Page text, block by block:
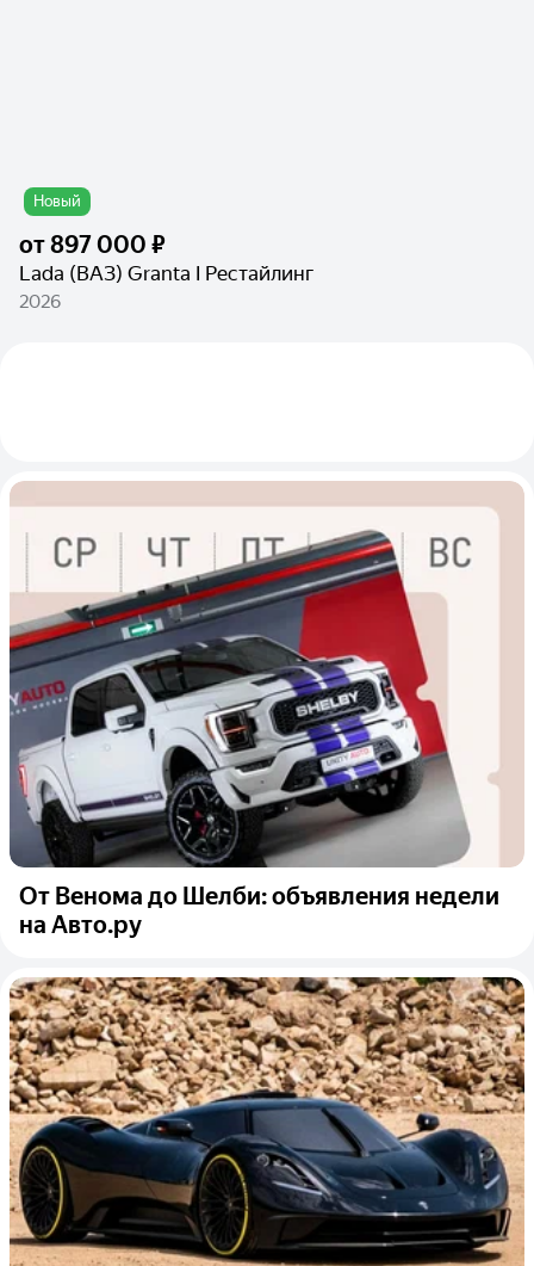
Новый
от897 000 ₽
Lada (ВАЗ) Granta I Рестайлинг
2026
От Венома до Шелби: объявления недели
на Авто.ру